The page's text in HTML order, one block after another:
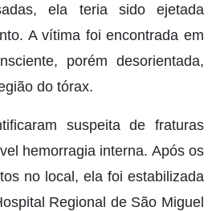
ela teria sido ejetada
A vítima foi encontrada em
porém desorientada,
do tórax.
suspeita de fraturas
hemorragia interna. Após os
no local, ela foi estabilizada
Regional de São Miguel